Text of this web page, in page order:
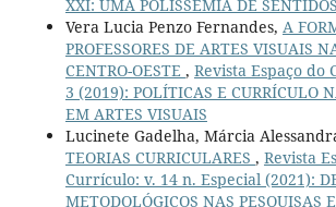
XXI: UMA POLISSEMIA DE
Vera Lucia Penzo Fernandes, A
PROFESSORES DE ARTES VISUAIS
CENTRO-OESTE , Revista Espaço do
3 (2019): POLÍTICAS E CURRÍCULO
EM ARTES VISUAIS
Lucinete Gadelha, Márcia
TEORIAS CURRICULARES , Revista
Currículo: v. 14 n. Especial (2021):
METODOLÓGICOS NAS PESQUISAS